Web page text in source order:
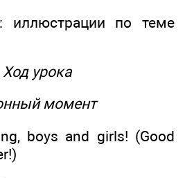
: иллюстрации по теме
Ход урока
момент
boys and girls! (Good